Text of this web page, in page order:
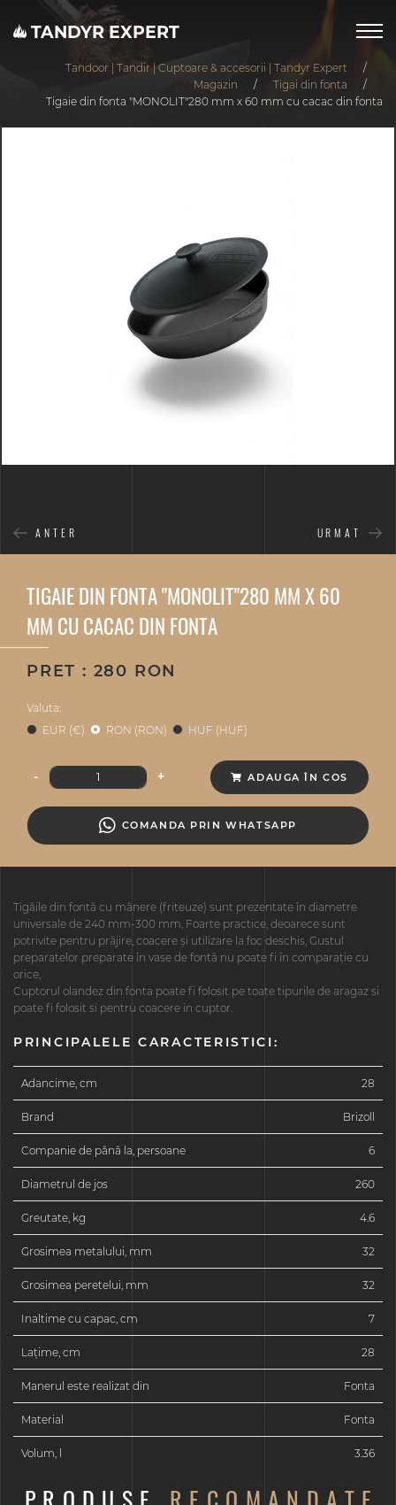
TANDYR EXPERT
Tandoor | Tandir | Cuptoare & accesorii | Tandyr Expert
/
Magazin
/ Tigai din fonta
/
Tigaie din fonta "MONOLIT"280 mm x 60 mm cu cacac din fonta
TIGAIE DIN FONTA "MONOLIT"280 MM X 60
MM CU CACAC DIN FONTA
PRET : 280 RON
Valuta:
EUR (€)
RON (RON) HUF (HUF)
- + ADAUGA ÎN COS
COMANDA PRIN WHATSAPP
ANTER URMAT
Tigăile din fontă cu mânere (friteuze) sunt prezentate în diametre
universale de 240 mm-300 mm, Foarte practice, deoarece sunt
potrivite pentru prăjire, coacere și utilizare la foc deschis, Gustul
preparatelor preparate în vase de fontă nu poate fi în comparație cu
orice,
Cuptorul olandez din fonta poate fi folosit pe toate tipurile de aragaz si
poate fi folosit si pentru coacere in cuptor.
PRINCIPALELE CARACTERISTICI:
Adancime, cm 28
Brand Brizoll
Companie de până la, persoane 6
Diametrul de jos 260
Greutate, kg 4.6
Grosimea metalului, mm 32
Grosimea peretelui, mm 32
Inaltime cu capac, cm 7
Laţime, cm 28
Manerul este realizat din Fonta
Material Fonta
Volum, l 3.36